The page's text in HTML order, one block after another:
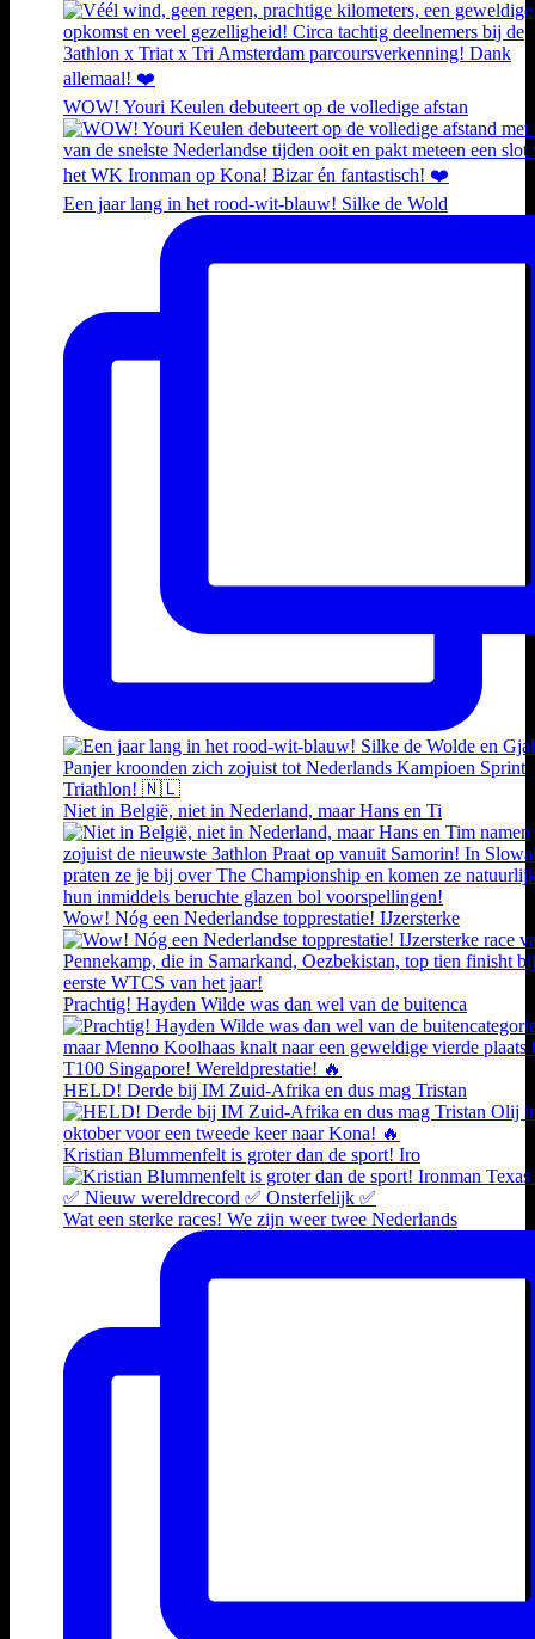
WOW! Youri Keulen debuteert op de volledige afstan
Een jaar lang in het rood-wit-blauw! Silke de Wold
Niet in België, niet in Nederland, maar Hans en Ti
Wow! Nóg een Nederlandse topprestatie! IJzersterke
Prachtig! Hayden Wilde was dan wel van de buitenca
HELD! Derde bij IM Zuid-Afrika en dus mag Tristan
Kristian Blummenfelt is groter dan de sport! Iro
Wat een sterke races! We zijn weer twee Nederlands